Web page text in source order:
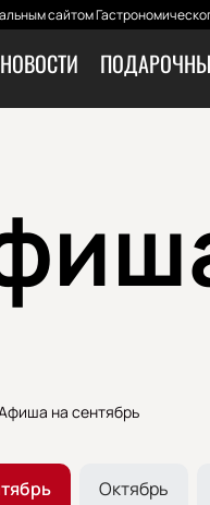
сайтом
НОВОСТИ
на сентябрь
Октябрь